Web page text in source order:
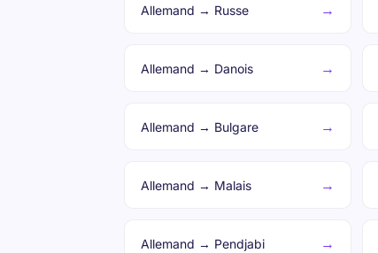
Allemand → Russe →
Allemand → Danois →
Allemand → Bulgare →
Allemand → Malais →
Allemand → Pendjabi →